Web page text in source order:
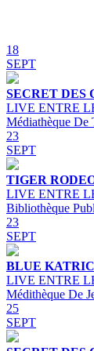
18
SEPT
SECRET DES
LIVE ENTRE
Médiathèque De
23
SEPT
TIGER
LIVE ENTRE
Bibliothèque
23
SEPT
BLUE
LIVE ENTRE
Médithèque De
25
SEPT